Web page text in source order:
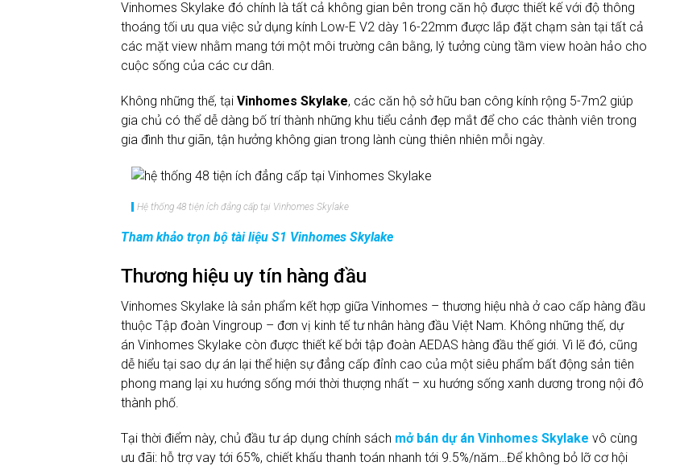
Vinhomes Skylake đó chính là tất cả không gian bên trong căn hộ được thiết kế với độ thông
thoáng tối ưu qua việc sử dụng kính Low-E V2 dày 16-22mm được lắp đặt chạm sàn tại tất cả
các mặt view nhằm mang tới một môi trường cân bằng, lý tưởng cùng tầm view hoàn hảo cho
cuộc sống của các cư dân.
Không những thế, tại Vinhomes Skylake, các căn hộ sở hữu ban công kính rộng 5-7m2 giúp
gia chủ có thể dễ dàng bố trí thành những khu tiểu cảnh đẹp mắt để cho các thành viên trong
gia đình thư giãn, tận hưởng không gian trong lành cùng thiên nhiên mỗi ngày.
Hệ thống 48 tiện ích đẳng cấp tại Vinhomes Skylake
Tham khảo trọn bộ tài liệu S1 Vinhomes Skylake
Thương hiệu uy tín hàng đầu
Vinhomes Skylake là sản phẩm kết hợp giữa Vinhomes – thương hiệu nhà ở cao cấp hàng đầu
thuộc Tập đoàn Vingroup – đơn vị kinh tế tư nhân hàng đầu Việt Nam. Không những thế, dự
án Vinhomes Skylake còn được thiết kế bởi tập đoàn AEDAS hàng đầu thế giới. Vì lẽ đó, cũng
dễ hiểu tại sao dự án lại thể hiện sự đẳng cấp đỉnh cao của một siêu phẩm bất động sản tiên
phong mang lại xu hướng sống mới thời thượng nhất – xu hướng sống xanh dương trong nội đô
thành phố.
Tại thời điểm này, chủ đầu tư áp dụng chính sách mở bán dự án Vinhomes Skylake vô cùng
ưu đãi: hỗ trợ vay tới 65%, chiết khấu thanh toán nhanh tới 9.5%/năm…Để không bỏ lỡ cơ hội